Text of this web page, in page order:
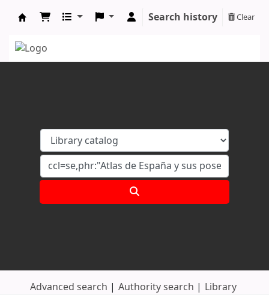
Search history Clear
Advanced search Authority search Library